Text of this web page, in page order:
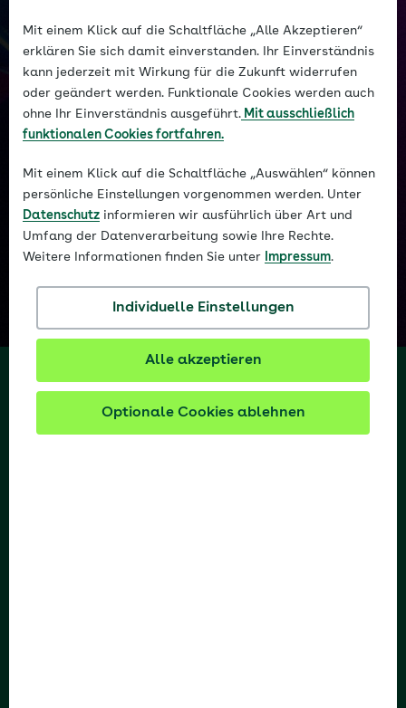
den Prototypen bis zum fertigen Produkt
Identifikation sinnvoller Anwendungsfelder
für KI im konkreten Businesskontext der
AOK
Bewertung von Machbarkeit, Nutzen und
Mit einem Klick auf die Schaltfläche „Alle Akzeptieren“
erklären Sie sich damit einverstanden. Ihr Einverständnis
kann jederzeit mit Wirkung für die Zukunft widerrufen
oder geändert werden. Funktionale Cookies werden auch
ohne Ihr Einverständnis ausgeführt. Mit ausschließlich
funktionalen Cookies fortfahren.
Mit einem Klick auf die Schaltfläche „Auswählen“ können
persönliche Einstellungen vorgenommen werden. Unter
Datenschutz informieren wir ausführlich über Art und
Umfang der Datenverarbeitung sowie Ihre Rechte.
Weitere Informationen finden Sie unter
Impressum.
Individuelle Einstellungen
Alle akzeptieren
Optionale Cookies ablehnen